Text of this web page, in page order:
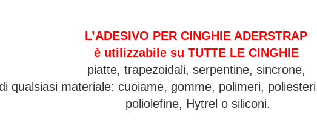
L’ADESIVO PER CINGHIE ADERSTRAP
è utilizzabile su TUTTE LE CINGHIE
piatte, trapezoidali, serpentine, sincrone,
qualsiasi materiale: cuoiame, gomme, polimeri,
poliolefine, Hytrel o siliconi.